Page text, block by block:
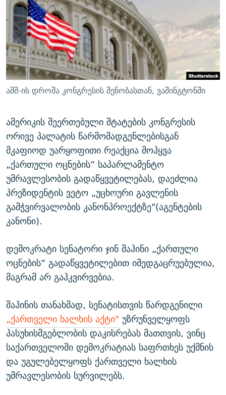
ᲛᲝᲚᲐᲞᲐᲠᲐᲙᲔ ᲢᲔᲥᲡᲢᲔᲑᲘ
ᲨᲘᲜ - ᲣᲪᲮᲝᲔᲗᲨᲘ
ᲚᲘᲢᲔᲠᲐᲢᲣᲠᲣᲚᲘ ᲬᲐᲮᲜᲐᲒᲔᲑᲘ
ᲐᲛᲔᲠᲘᲙᲣᲚᲘ ᲛᲝᲗᲮᲠᲝᲑᲐ
ᲘᲛᲞᲔᲠᲘᲐ ᲓᲐ ᲠᲐᲓᲘᲝ
ᲩᲔᲛᲘ ᲡᲘᲙᲕᲓᲘᲚᲘᲡ ᲛᲘᲖᲔᲖᲘᲐ COVID-19
11 ᲬᲔᲚᲘ - 11 ᲐᲛᲑᲐᲕᲘ
ᲡᲐᲞᲐᲠᲚᲐᲛᲔᲜᲢᲝ ᲐᲠᲩᲔᲕᲜᲔᲑᲘᲡ ᲘᲡᲢᲝᲠᲘᲐ
ᲑᲐᲕᲨᲕᲔᲑᲘ ᲞᲠᲝᲡᲢᲘᲢᲣᲪᲘᲐᲨᲘ - ᲐᲛᲝᲣᲗᲥᲛᲔᲚᲘ ᲐᲛᲑᲐᲕᲘ
5 ᲐᲛᲑᲐᲕᲘ - 20 ᲘᲕᲜᲘᲡᲡ ᲓᲐᲨᲐᲕᲔᲑᲣᲚᲔᲑᲘ
ПРИВЕТ ᲙᲣᲚᲢᲣᲠᲐ
ᲒᲐᲛᲝᲘᲬᲔᲠᲔ
რთე/რთ-ის ყველა საიტი
აშშ-ის დროშა კონგრესის შენობასთან, ვაშინგტონში
ამერიკის შეერთებული შტატების კონგრესის
ორივე პალატის წარმომადგენლებისგან
მკაფიოდ უარყოფითი რეაქცია მოჰყვა
„ქართული ოცნების“ საპარლამენტო
უმრავლესობის გადაწყვეტილებას, დაეძლია
პრეზიდენტის ვეტო „უცხოური გავლენის
გამჭვირვალობის კანონპროექტზე"(აგენტების
კანონი).
დემოკრატი სენატორი ჯინ შაჰინი „ქართული
ოცნების“ გადაწყვეტილებით იმედგაცრუებულია,
მაგრამ არ გაჰკვირვებია.
შაჰინის თანახმად, სენატისთვის წარდგენილი
„ქართველი ხალხის აქტი" უზრუნველყოფს
პასუხისმგებლობის დაკისრებას მათთვის, ვინც
საქართველოში დემოკრატიას საფრთხეს უქმნის
და უგულებელყოფს ქართველი ხალხის
უმრავლესობის სურვილებს.